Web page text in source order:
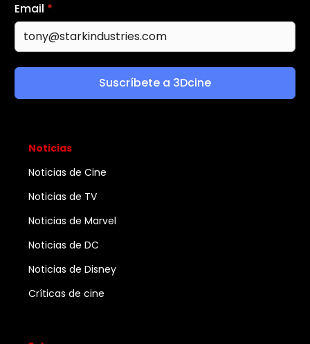
Email *
Suscríbete a 3Dcine
Noticias
Noticias de Cine
Noticias de TV
Noticias de Marvel
Noticias de DC
Noticias de Disney
Críticas de cine